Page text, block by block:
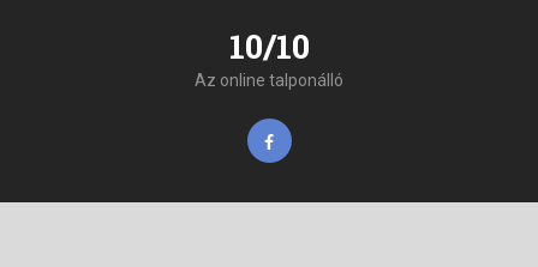
10/10
Az online talponálló